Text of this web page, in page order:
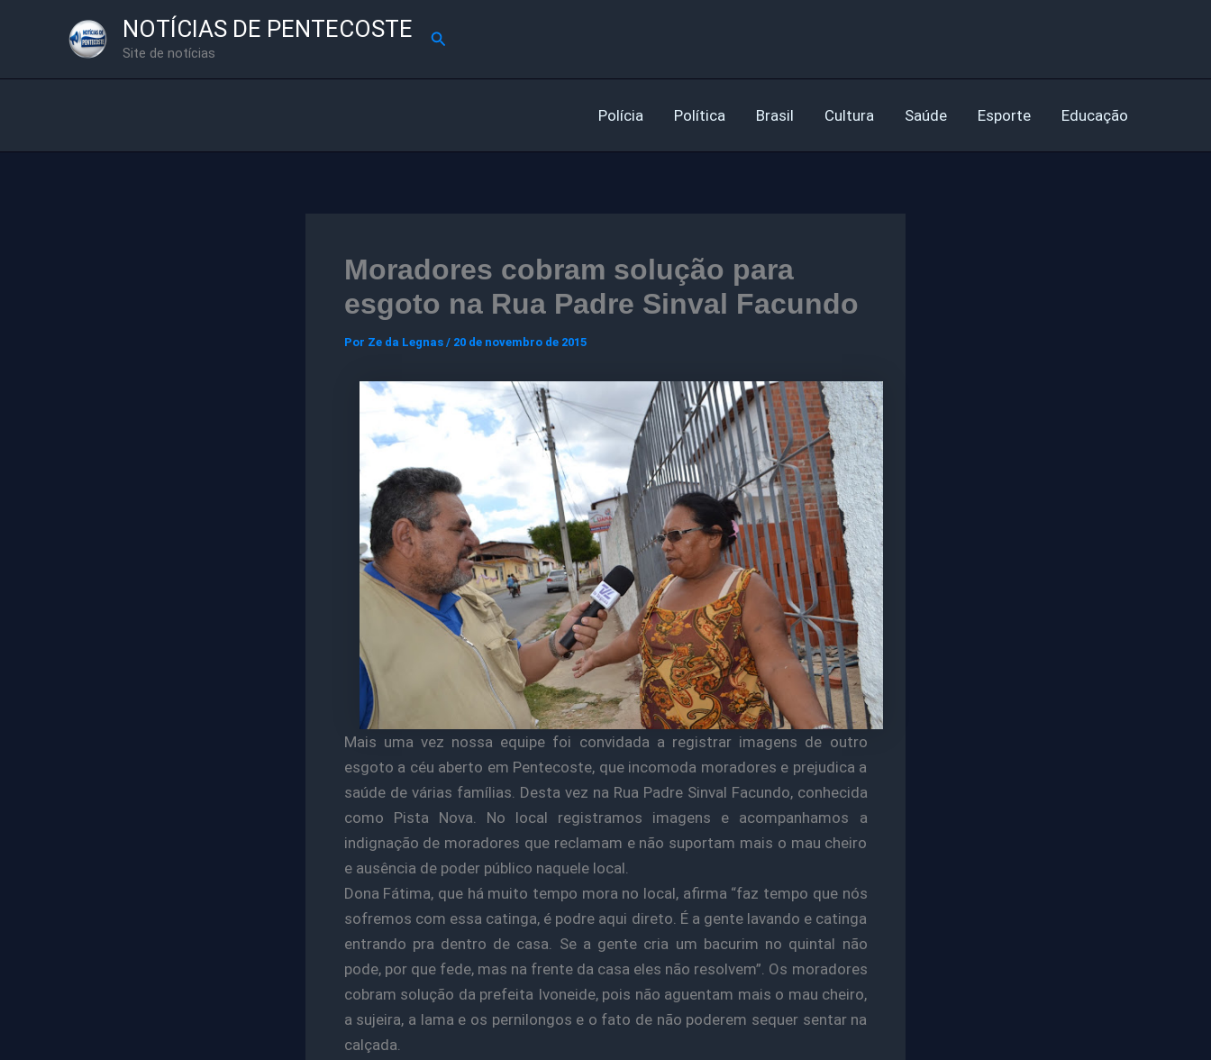
NOTÍCIAS DE PENTECOSTE
Site de notícias
Pesquisar
Polícia Política Brasil Cultura Saúde Esporte Educação
Moradores cobram solução para
esgoto na Rua Padre Sinval Facundo
Por Ze da Legnas / 20 de novembro de 2015
Mais uma vez nossa equipe foi convidada a registrar imagens de outro
esgoto a céu aberto em Pentecoste, que incomoda moradores e prejudica a
saúde de várias famílias. Desta vez na Rua Padre Sinval Facundo, conhecida
como Pista Nova. No local registramos imagens e acompanhamos a
indignação de moradores que reclamam e não suportam mais o mau cheiro
e ausência de poder público naquele local.
Dona Fátima, que há muito tempo mora no local, afirma “faz tempo que nós
sofremos com essa catinga, é podre aqui direto. É a gente lavando e catinga
entrando pra dentro de casa. Se a gente cria um bacurim no quintal não
pode, por que fede, mas na frente da casa eles não resolvem”. Os moradores
cobram solução da prefeita Ivoneide, pois não aguentam mais o mau cheiro,
a sujeira, a lama e os pernilongos e o fato de não poderem sequer sentar na
calçada.